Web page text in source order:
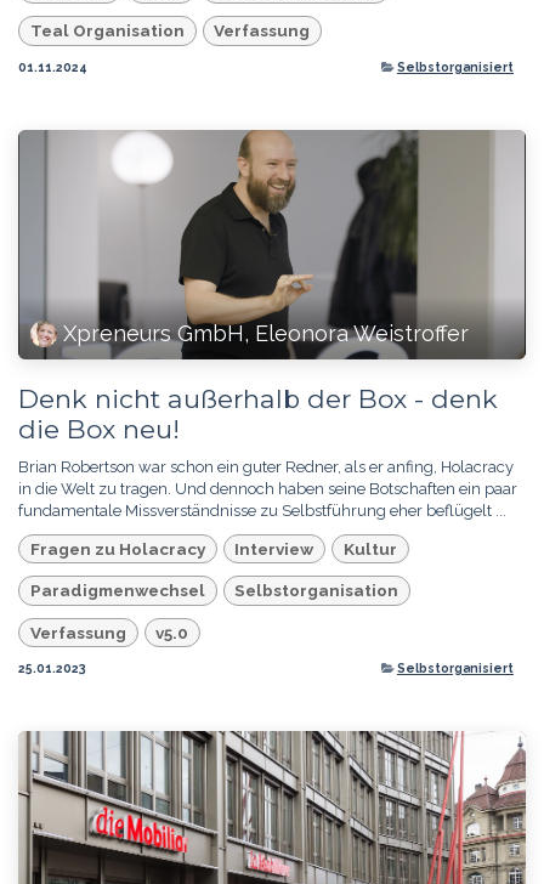
Teal Organisation Verfassung
01.11.2024 Selbstorganisiert
Xpreneurs GmbH, Eleonora Weistroffer
Denk nicht außerhalb der Box - denk
die Box neu!
Brian Robertson war schon ein guter Redner, als er anfing, Holacracy
in die Welt zu tragen. Und dennoch haben seine Botschaften ein paar
fundamentale Missverständnisse zu Selbstführung eher beflügelt ...
Fragen zu Holacracy Interview Kultur
Paradigmenwechsel Selbstorganisation
Verfassung v5.0
25.01.2023 Selbstorganisiert